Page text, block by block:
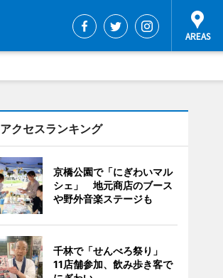
アクセスランキング
京橋公園で「にぎわいマル
シェ」 地元商店のブース
や野外音楽ステージも
千林で「せんべろ祭り」
11店舗参加、飲み歩き客で